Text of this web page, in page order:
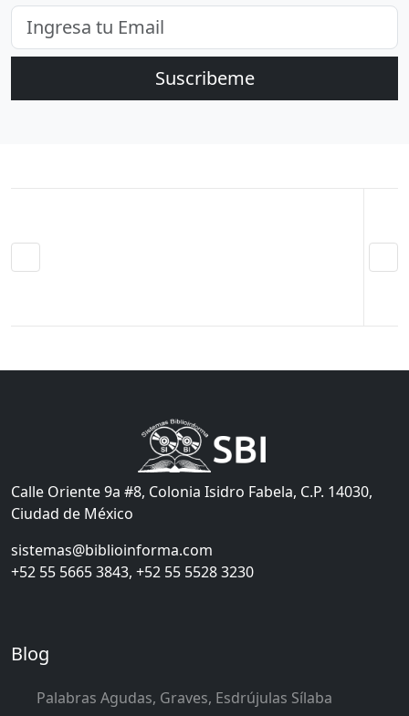
Suscribeme
Calle Oriente 9a #8, Colonia Isidro Fabela, C.P. 14030,
Ciudad de México
sistemas@biblioinforma.com
+52 55 5665 3843, +52 55 5528 3230
Blog
Palabras Agudas, Graves, Esdrújulas Sílaba